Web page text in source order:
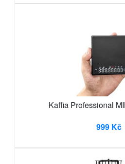
Kaffia Professional
999 Kč